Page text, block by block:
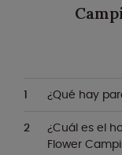
¿Qué hay
¿Cuál es el
Flower